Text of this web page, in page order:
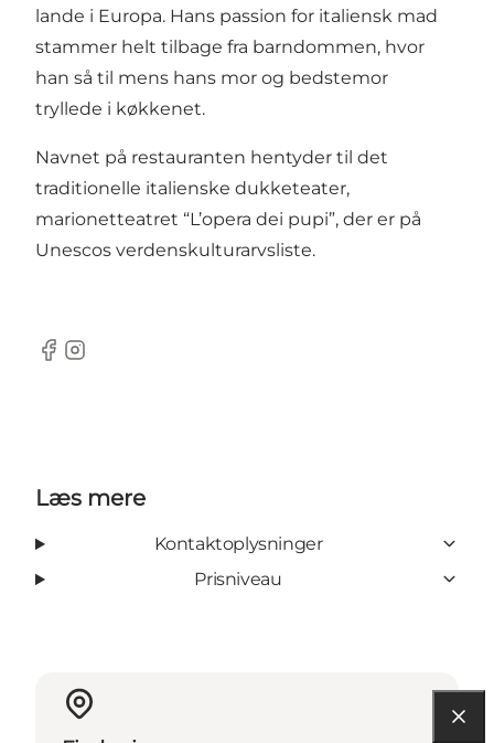
lande i Europa. Hans passion for italiensk mad
stammer helt tilbage fra barndommen, hvor
han så til mens hans mor og bedstemor
tryllede i køkkenet.
Navnet på restauranten hentyder til det
traditionelle italienske dukketeater,
marionetteatret “L’opera dei pupi”, der er på
Unescos verdenskulturarvsliste.
Facebook
Instagram
Læs mere
Kontaktoplysninger
Prisniveau